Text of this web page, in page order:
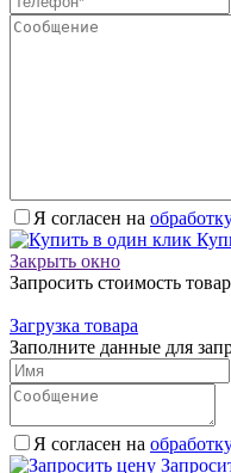
Я согласен на
Закрыть окно
Запросить стоимость
Загрузка товара
Заполните данные для
Я согласен на